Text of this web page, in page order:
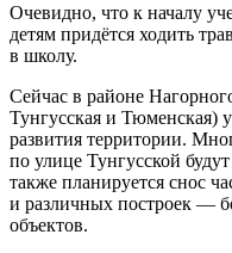
Очевидно, что к началу
детям придётся ходить
в школу.
Сейчас в районе
Тунгусская и Тюменская)
развития территории.
по улице Тунгусской
также планируется снос
и различных построек —
объектов.